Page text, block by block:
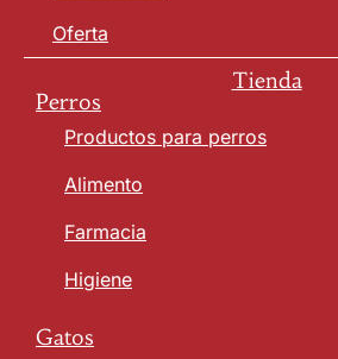
Oferta
Tienda
Perros
Productos para perros
Alimento
Farmacia
Higiene
Gatos